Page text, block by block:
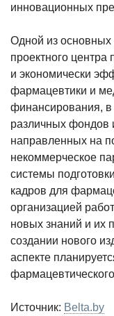
инновационных
Одной из основных
проектного центра
и экономически
фармацевтики и
финансирования, в
различных фондов
направленных на
некоммерческое
системы
кадров для
организацией
новых знаний и их
создании нового
аспекте
Источник: Belta.by